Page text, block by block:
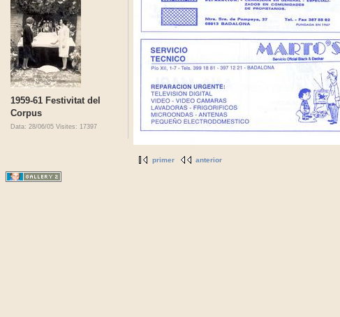
1959-61 Festivitat del
Corpus
Data: 28/06/05 Visites: 17397
primer anterior